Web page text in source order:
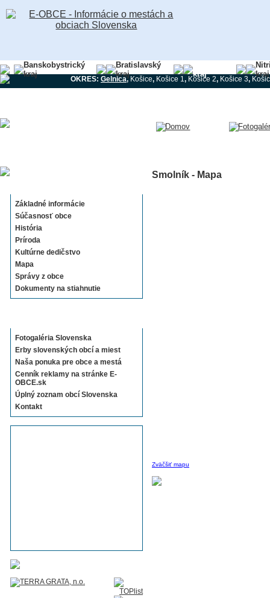
Banskobystrický
kraj
Bratislavský
kraj
kraj
kraj
OKRES: Gelnica, Košice, Košice 1, Košice 2, Košice 3,
Základné informácie
Súčasnosť obce
História
Príroda
Kultúrne dedičstvo
Mapa
Správy z obce
Dokumenty na stiahnutie
Fotogaléria Slovenska
Erby slovenských obcí a miest
Naša ponuka pre obce a mestá
Cenník reklamy na stránke E-
OBCE.sk
Úplný zoznam obcí Slovenska
Kontakt
Smolník - Mapa
Zväčšiť mapu